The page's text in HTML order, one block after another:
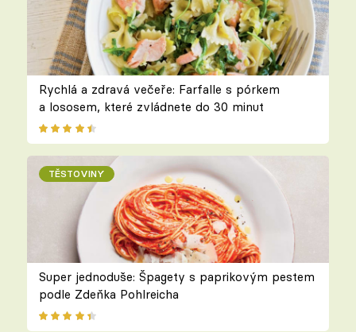
Rychlá a zdravá večeře: Farfalle s pórkem
a lososem, které zvládnete do 30 minut
TĚSTOVINY
Super jednoduše: Špagety s paprikovým pestem
podle Zdeňka Pohlreicha